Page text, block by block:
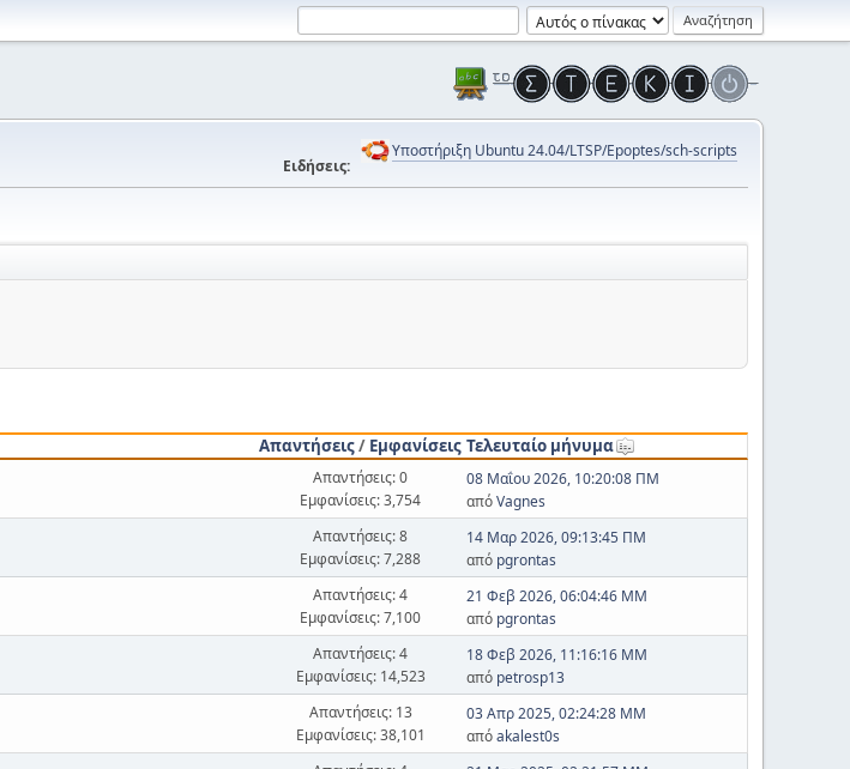
Ειδήσεις:
Υποστήριξη Ubuntu 24.04/LTSP/Epoptes/sch-scripts
Απαντήσεις/ Εμφανίσεις Τελευταίο μήνυμα
Απαντήσεις: 0
Εμφανίσεις: 3,754
08 Μαΐου 2026, 10:20:08 ΠΜ
απόVagnes
Απαντήσεις: 8
Εμφανίσεις: 7,288
14 Μαρ 2026, 09:13:45 ΠΜ
από pgrontas
Απαντήσεις: 4
Εμφανίσεις: 7,100
21 Φεβ 2026, 06:04:46 ΜΜ
από pgrontas
Απαντήσεις: 4
Εμφανίσεις: 14,523
18 Φεβ 2026, 11:16:16 ΜΜ
από petrosp13
Απαντήσεις: 13
Εμφανίσεις: 38,101
03 Απρ 2025, 02:24:28 ΜΜ
απόakalest0s